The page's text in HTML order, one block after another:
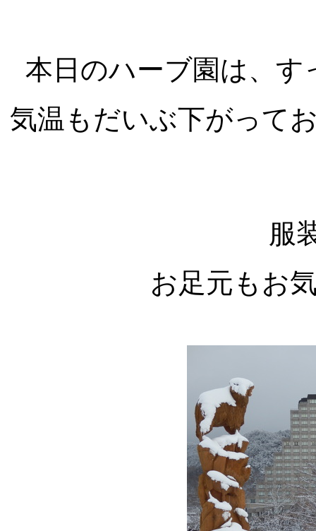
本日のハーブ園は、す
気温もだいぶ下がって
服
お足元もお